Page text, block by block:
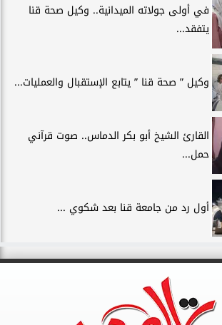
في أولى جولاته الميدانية.. وكيل صحة قنا
يتفقد...
وكيل ” صحة قنا ” يتابع الإستقبال والعمليات...
القارئ الشيخ أبو بكر الدماس.. صوت قرآني
حمل...
أول رد من جامعة قنا بعد شكوي ...